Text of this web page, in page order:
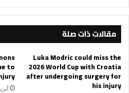
مقالات ذات صلة
Luka Modric could miss the
2026 World Cup with Croatia
after undergoing surgery for
his injury
to
أبريل